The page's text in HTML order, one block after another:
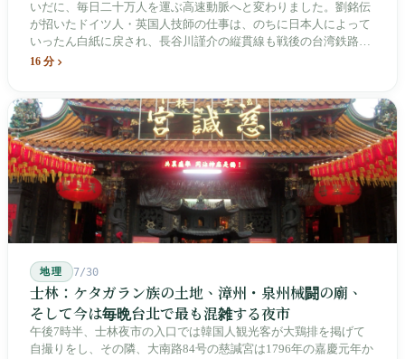
いだに、毎日二十万人を運ぶ高速動脈へと変わりました。劉銘伝
が招いたドイツ人・英国人技師の仕事は、のちに日本人によって
いったん白紙に戻され、長谷川謹介の縦貫線も戦後の台湾鉄路に
よって改名・改番されました。どの世代も前の世代の記録を脚注
治スローガン、そしてようやくプユマ・タロコの世代になって、
先住民族の地名が再びレールの上に敷き戻されたのです。
16 分
地理 7/30
士林：ケタガラン族の土地、漳州・泉州械闘の廟、
そして今は毎晩台北で最も混雑する夜市
午後7時半、士林夜市の入口では韓国人観光客が大鶏排を掲げて
自撮りをし、その隣、大南路84号の慈諴宮は1796年の嘉慶元年か